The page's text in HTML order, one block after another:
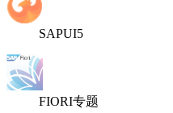
SAPUI5
FIORI专题